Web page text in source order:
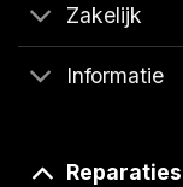
Zakelijk
Informatie
Reparaties